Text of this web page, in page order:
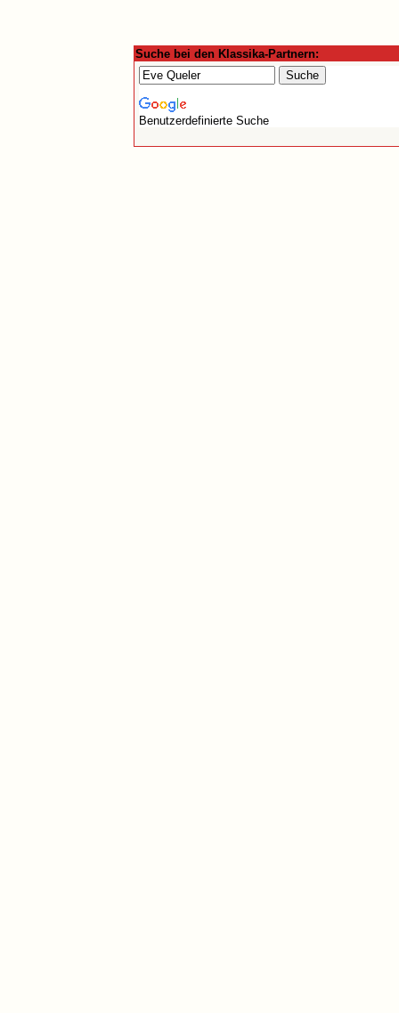
Suche bei den Klassika-Partnern:
Benutzerdefinierte Suche